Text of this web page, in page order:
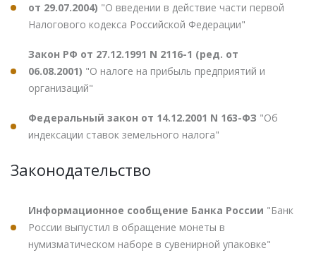
от 29.07.2004) "О введении в действие части первой
Налогового кодекса Российской Федерации"
Закон РФ от 27.12.1991 N 2116-1 (ред. от
06.08.2001) "О налоге на прибыль предприятий и
организаций"
Федеральный закон от 14.12.2001 N 163-ФЗ "Об
индексации ставок земельного налога"
Законодательство
Информационное сообщение Банка России "Банк
России выпустил в обращение монеты в
нумизматическом наборе в сувенирной упаковке"